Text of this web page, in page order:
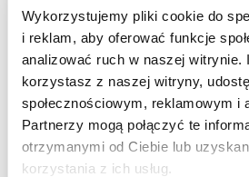
Wykorzystujemy pliki cookie do
i reklam, aby oferować funkcje
analizować ruch w naszej witrynie.
korzystasz z naszej witryny,
społecznościowym, reklamowym i
Partnerzy mogą połączyć te
otrzymanymi od Ciebie lub
korzystania z ich usług.
w tym spory, kontrole, korekty
stronie firm oraz ryzyka w obszarze
Istotną część spotkania poświęcono
rekomendacjom dla organizacji
modeli współpracy. Poruszono kwestie
decyzje Państwowej Inspekcji Pracy,